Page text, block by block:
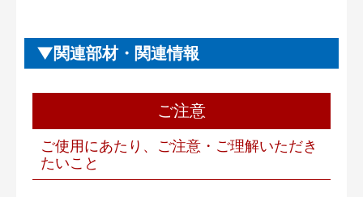
関連部材・関連情報
ご注意
ご使用にあたり、ご注意・ご理解いただき
たいこと